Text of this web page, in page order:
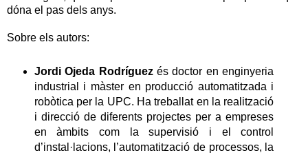
dóna el pas dels anys.
Sobre els autors:
Jordi Ojeda Rodríguezés doctor en enginyeria
industrial i màster en producció automatitzada i
robòtica per la UPC. Ha treballat en la realització
i direcció de diferents projectes per a empreses
en àmbits com la supervisió i el control
d’instal·lacions, l’automatització de processos, la